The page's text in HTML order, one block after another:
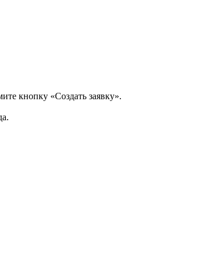
кнопку «Создать заявку».